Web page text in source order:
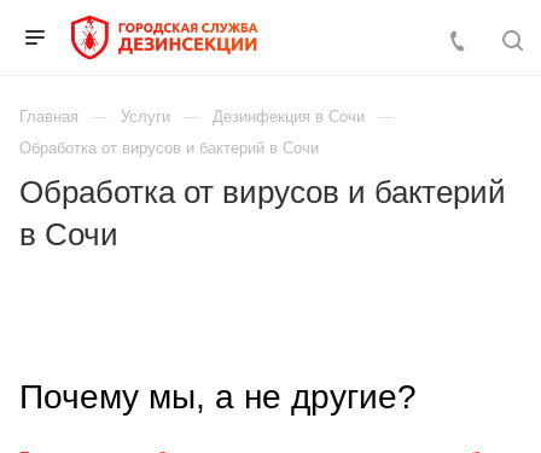
Главная Услуги
Дезинфекция в Сочи
Обработка от вирусов и бактерий в Сочи
Обработка от вирусов и бактерий
в Сочи
Почему мы, а не другие?